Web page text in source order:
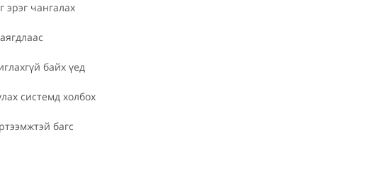
эрэг чангалах
байх үед
системд холбох
багс